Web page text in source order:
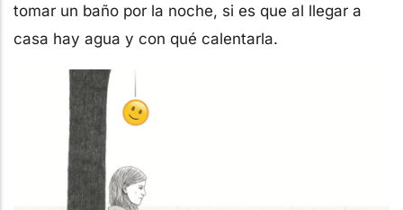
tomar un baño por la noche, si es que al llegar a
casa hay agua y con qué calentarla.